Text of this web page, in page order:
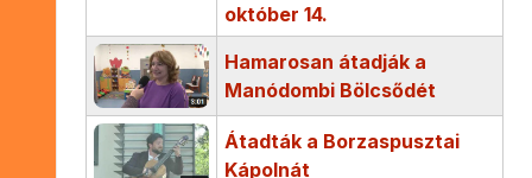
október 14.
Hamarosan átadják a
Manódombi Bölcsődét
Átadták a Borzaspusztai
Kápolnát